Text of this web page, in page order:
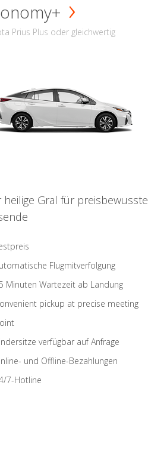
Prius Plus oder gleichwertig
heilige Gral für preisbewusste
Flugmitverfolgung
Minuten Wartezeit ab Landung
pickup at precise meeting
verfügbar auf Anfrage
und Offline-Bezahlungen
7-Hotline